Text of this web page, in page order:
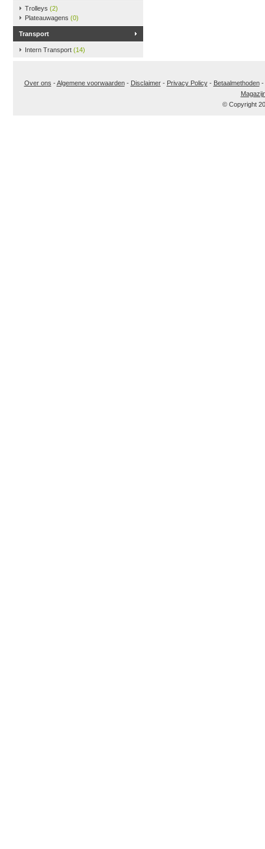
Trolleys (2)
Plateauwagens (0)
Transport
Intern Transport (14)
Over ons -Algemene voorwaarden- Disclaimer- Privacy Policy- Betaalmethoden-
© Copyright